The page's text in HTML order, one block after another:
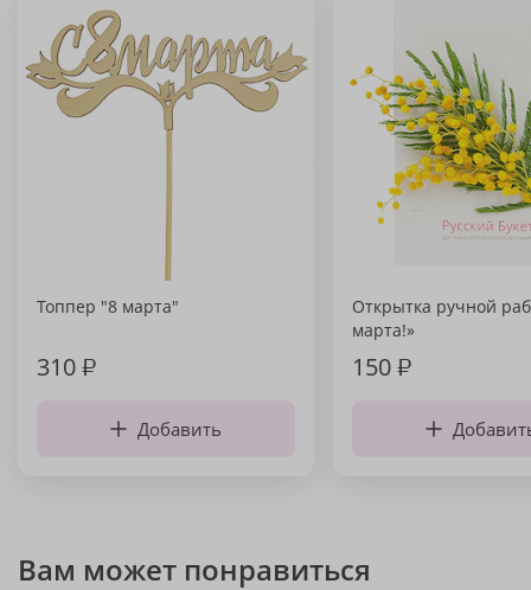
Топпер "8 марта"
310₽
Добавить
Открытка ручной
марта!»
150₽
Вам может понравиться